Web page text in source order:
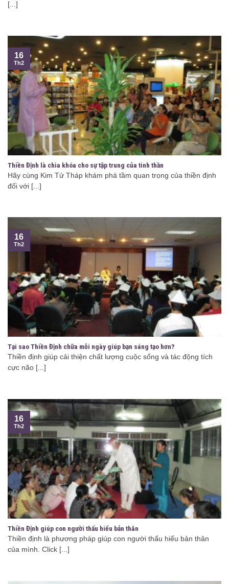
[...]
Thiền Định là chìa khóa cho sự tập trung của tinh thần
Hãy cùng Kim Tử Tháp khám phá tầm quan trọng của thiền định
đối với [...]
16
Th2
Tại sao Thiền Định chữa mỗi ngày giúp bạn sáng tạo hơn?
Thiền định giúp cải thiện chất lượng cuộc sống và tác động tích
cực não [...]
16
Th2
Thiền Định giúp con người thấu hiểu bản thân
Thiền định là phương pháp giúp con người thấu hiểu bản thân
của mình. Click [...]
16
Th2